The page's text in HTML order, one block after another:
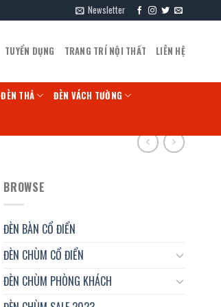
Newsletter
TUYỂN DỤNG TRANG TRÍ NỘI THẤT LIÊN HỆ
ĐÈN THẢ ĐÈN VÁCH TƯỜNG
BROWSE
ĐÈN BÀN CỔ ĐIỂN
ĐÈN CHÙM CỔ ĐIỂN
ĐÈN CHÙM PHÒNG KHÁCH